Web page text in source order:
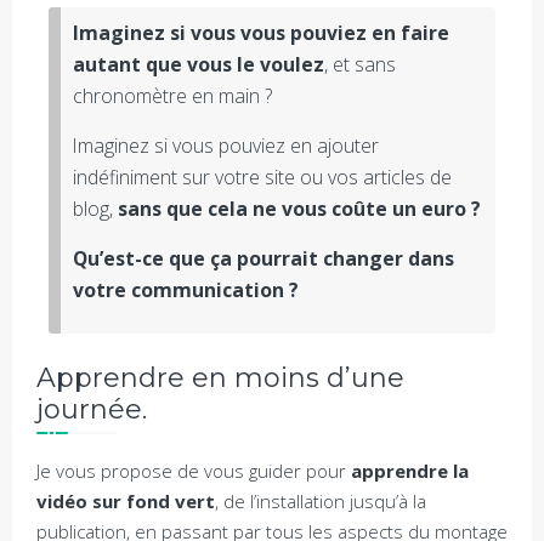
Imaginez si vous vous pouviez en faire
autant que vous le voulez, et sans
chronomètre en main ?
Imaginez si vous pouviez en ajouter
indéfiniment sur votre site ou vos articles de
blog, sans que cela ne vous coûte un euro ?
Qu’est-ce que ça pourrait changer dans
votre communication ?
Apprendre en moins d’une
journée.
Je vous propose de vous guider pour apprendre la
vidéo sur fond vert, de l’installation jusqu’à la
publication, en passant par tous les aspects du montage